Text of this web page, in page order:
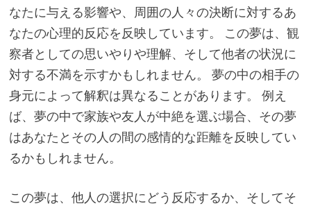
なたに与える影響や、周囲の人々の決断に対するあ
なたの心理的反応を反映しています。 この夢は、観
察者としての思いやりや理解、そして他者の状況に
対する不満を示すかもしれません。 夢の中の相手の
身元によって解釈は異なることがあります。 例え
ば、夢の中で家族や友人が中絶を選ぶ場合、その夢
はあなたとその人の間の感情的な距離を反映してい
るかもしれません。
この夢は、他人の選択にどう反応するか、そしてそ